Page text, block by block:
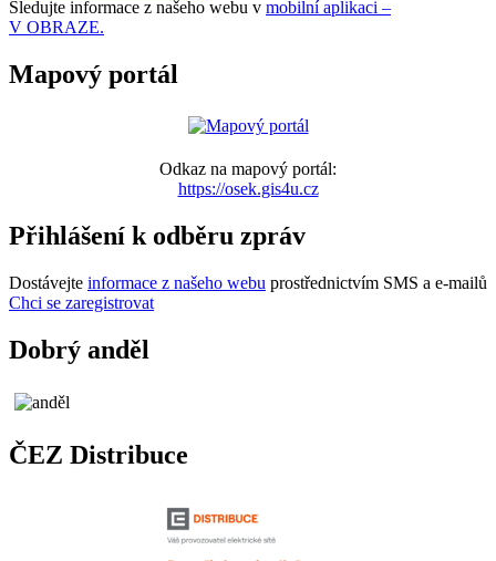
Sledujte informace z našeho webu v mobilní aplikaci –
V OBRAZE.
Mapový portál
Odkaz na mapový portál:
https://osek.gis4u.cz
Přihlášení k odběru zpráv
Dostávejte informace z našeho webu prostřednictvím SMS a e-mailů
Chci se zaregistrovat
Dobrý anděl
ČEZ Distribuce